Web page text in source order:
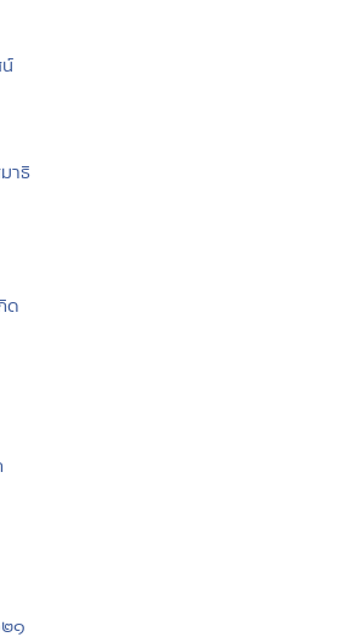
าธิ
ด
๑